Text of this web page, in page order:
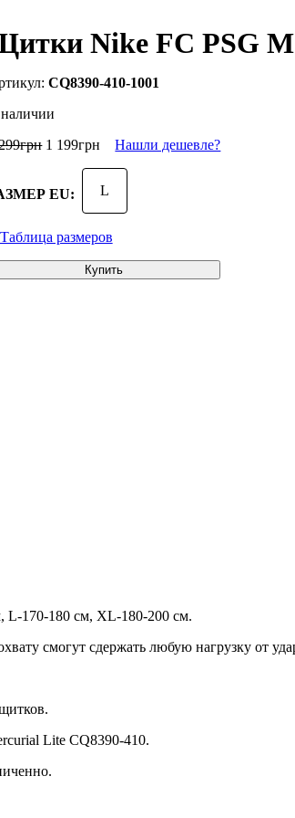
Nike FC PSG
CQ8390-410-1001
грн 1 199грн Нашли дешевле?
EU: L
Таблица размеров
Купить
L-170-180 см, XL-180-200 см.
смогут сдержать любую нагрузку от
Lite CQ8390-410.